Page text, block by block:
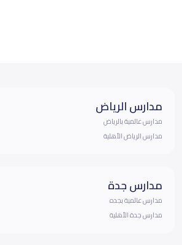
مدارس الرياض
مدارس عالمية بالرياض
مدارس الرياض الأهلية
مدارس جدة
مدارس عالمية بجده
مدارس جدة الأهلية